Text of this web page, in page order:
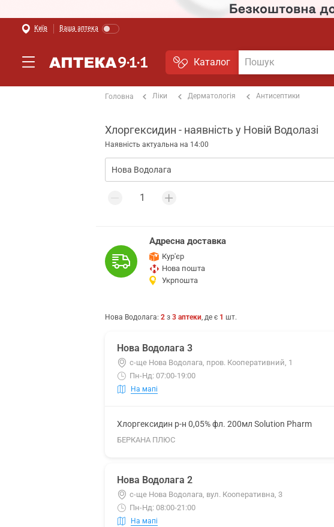
Київ Ваша аптека
Каталог
Головна Ліки Дерматологія Антисептики
Хлоргексидин - наявність у Новій Водолазі
Наявність актуальна на 14:00
Адресна доставка
Кур'єр
Нова пошта
Укрпошта
Нова Водолага: 2 з 3 аптеки, де є 1 шт.
Нова Водолага 3
с-ще Нова Водолага, пров. Кооперативний, 1
Пн-Нд: 07:00-19:00
На мапі
Хлоргексидин р-н 0,05% фл. 200мл Solution Pharm
БЕРКАНА ПЛЮС
Нова Водолага 2
с-ще Нова Водолага, вул. Кооперативна, 3
Пн-Нд: 08:00-21:00
На мапі